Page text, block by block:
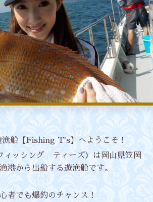
船【Fishing T's】へようこそ！
ッシング ティーズ）は岡山県笠岡
港から出船する遊漁船です。
者でも爆釣のチャンス！